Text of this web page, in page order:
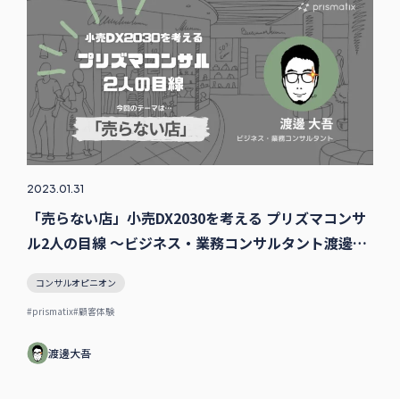
2023.01.31
「売らない店」小売DX2030を考える プリズマコンサ
ル2人の目線 〜ビジネス・業務コンサルタント渡邊の
コンサルオピニオン
#prismatix#顧客体験
渡邊大吾